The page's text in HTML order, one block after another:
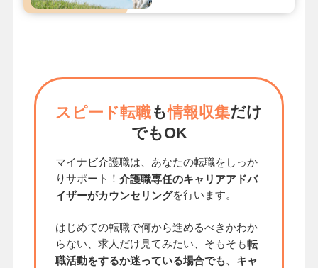
スピード転職も情報収集だけ
でもOK
マイナビ介護職は、あなたの転職をしっか
りサポート！ 介護職専任のキャリアアドバ
イザーがカウンセリングを行います。
はじめての転職で何から進めるべきかわか
らない、求人だけ見てみたい、そもそも転
職活動をするか迷っている場合でも、キャ